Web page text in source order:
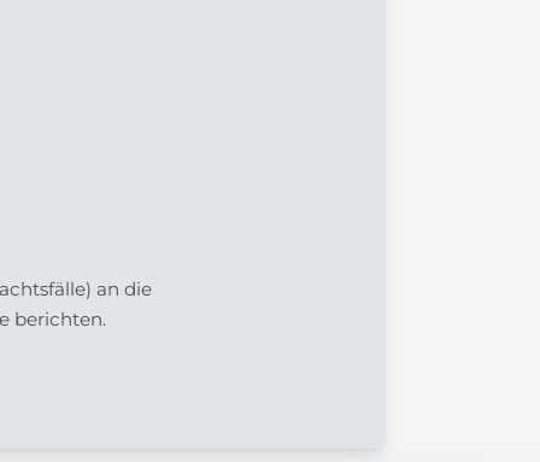
an die
berichten.